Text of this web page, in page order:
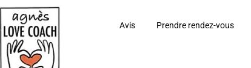
Avis Prendre rendez-vous